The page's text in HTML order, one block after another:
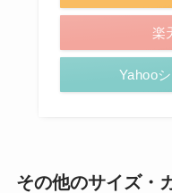
楽
Yahoo
その他のサイズ・